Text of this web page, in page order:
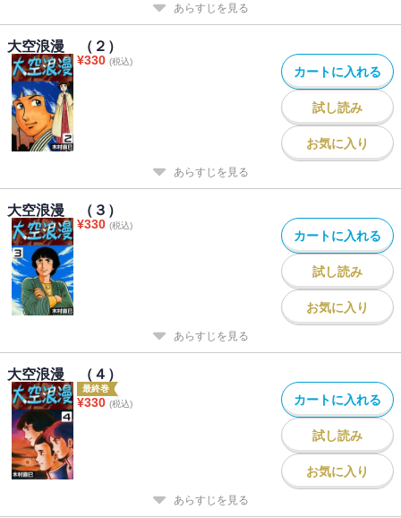
あらすじを見る
大空浪漫 （２）
¥330 (税込)
カートに入れる
試し読み
お気に入り
あらすじを見る
大空浪漫 （３）
¥330 (税込)
カートに入れる
試し読み
お気に入り
あらすじを見る
大空浪漫 （４）
最終巻
¥330 (税込) カートに入れる
試し読み
お気に入り
あらすじを見る